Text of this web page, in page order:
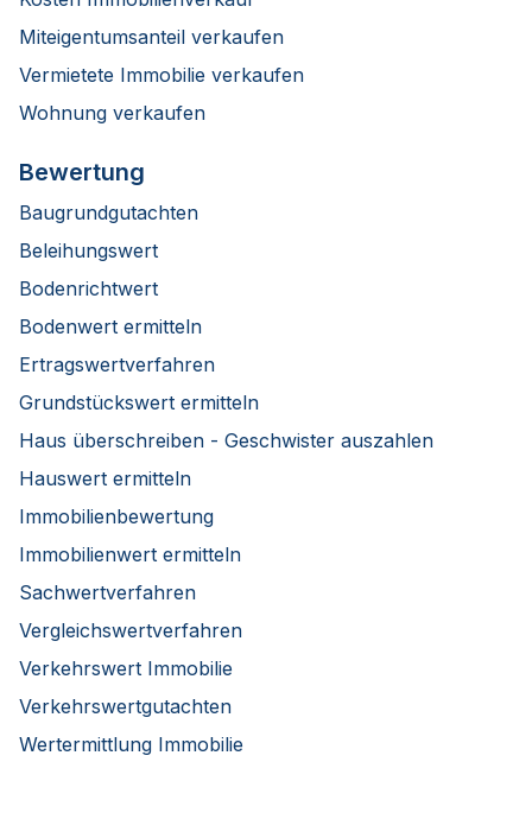
Miteigentumsanteil verkaufen
Vermietete Immobilie verkaufen
Wohnung verkaufen
Bewertung
Baugrundgutachten
Beleihungswert
Bodenrichtwert
Bodenwert ermitteln
Ertragswertverfahren
Grundstückswert ermitteln
Haus überschreiben - Geschwister auszahlen
Hauswert ermitteln
Immobilienbewertung
Immobilienwert ermitteln
Sachwertverfahren
Vergleichswertverfahren
Verkehrswert Immobilie
Verkehrswertgutachten
Wertermittlung Immobilie